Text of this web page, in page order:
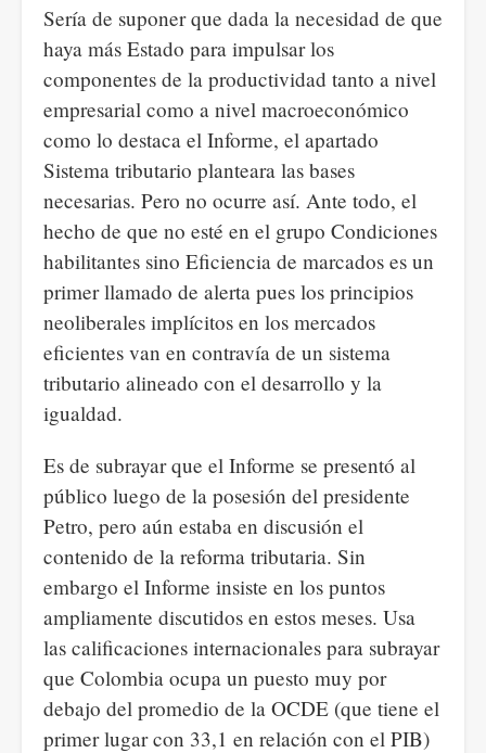
Sería de suponer que dada la necesidad de que
haya más Estado para impulsar los
componentes de la productividad tanto a nivel
empresarial como a nivel macroeconómico
como lo destaca el Informe, el apartado
Sistema tributario planteara las bases
necesarias. Pero no ocurre así. Ante todo, el
hecho de que no esté en el grupo Condiciones
habilitantes sino Eficiencia de marcados es un
primer llamado de alerta pues los principios
neoliberales implícitos en los mercados
eficientes van en contravía de un sistema
tributario alineado con el desarrollo y la
igualdad.
Es de subrayar que el Informe se presentó al
público luego de la posesión del presidente
Petro, pero aún estaba en discusión el
contenido de la reforma tributaria. Sin
embargo el Informe insiste en los puntos
ampliamente discutidos en estos meses. Usa
las calificaciones internacionales para subrayar
que Colombia ocupa un puesto muy por
debajo del promedio de la OCDE (que tiene el
primer lugar con 33,1 en relación con el PIB)